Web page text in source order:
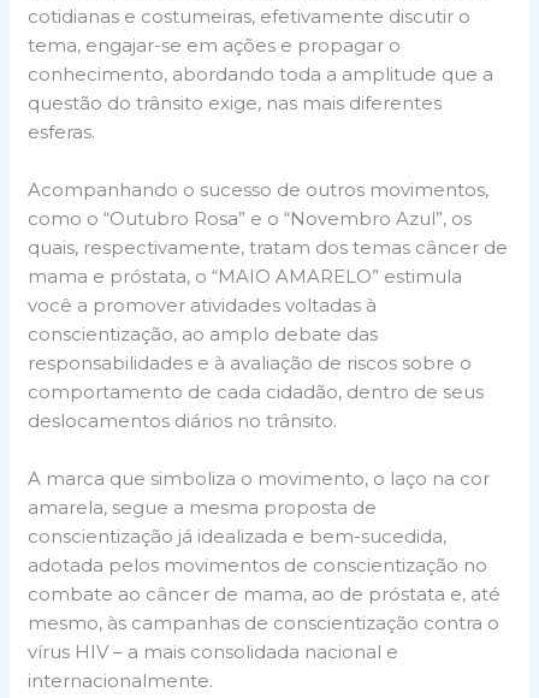
cotidianas e costumeiras, efetivamente discutir o
tema, engajar-se em ações e propagar o
conhecimento, abordando toda a amplitude que a
questão do trânsito exige, nas mais diferentes
esferas.
Acompanhando o sucesso de outros movimentos,
como o “Outubro Rosa” e o “Novembro Azul”, os
quais, respectivamente, tratam dos temas câncer de
mama e próstata, o “MAIO AMARELO” estimula
você a promover atividades voltadas à
conscientização, ao amplo debate das
responsabilidades e à avaliação de riscos sobre o
comportamento de cada cidadão, dentro de seus
deslocamentos diários no trânsito.
A marca que simboliza o movimento, o laço na cor
amarela, segue a mesma proposta de
conscientização já idealizada e bem-sucedida,
adotada pelos movimentos de conscientização no
combate ao câncer de mama, ao de próstata e, até
mesmo, às campanhas de conscientização contra o
vírus HIV – a mais consolidada nacional e
internacionalmente.